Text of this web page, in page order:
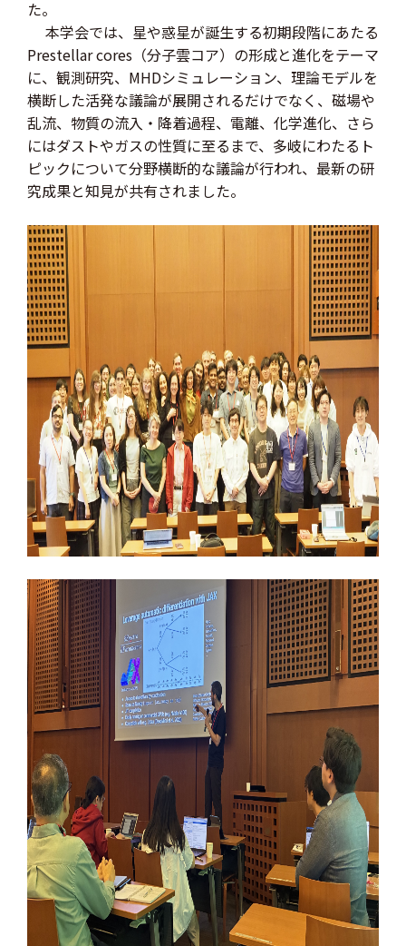
た。
本学会では、星や惑星が誕生する初期段階にあたる
Prestellar cores（分子雲コア）の形成と進化をテーマ
に、観測研究、MHDシミュレーション、理論モデルを
横断した活発な議論が展開されるだけでなく、磁場や
乱流、物質の流入・降着過程、電離、化学進化、さら
にはダストやガスの性質に至るまで、多岐にわたるト
ピックについて分野横断的な議論が行われ、最新の研
究成果と知見が共有されました。